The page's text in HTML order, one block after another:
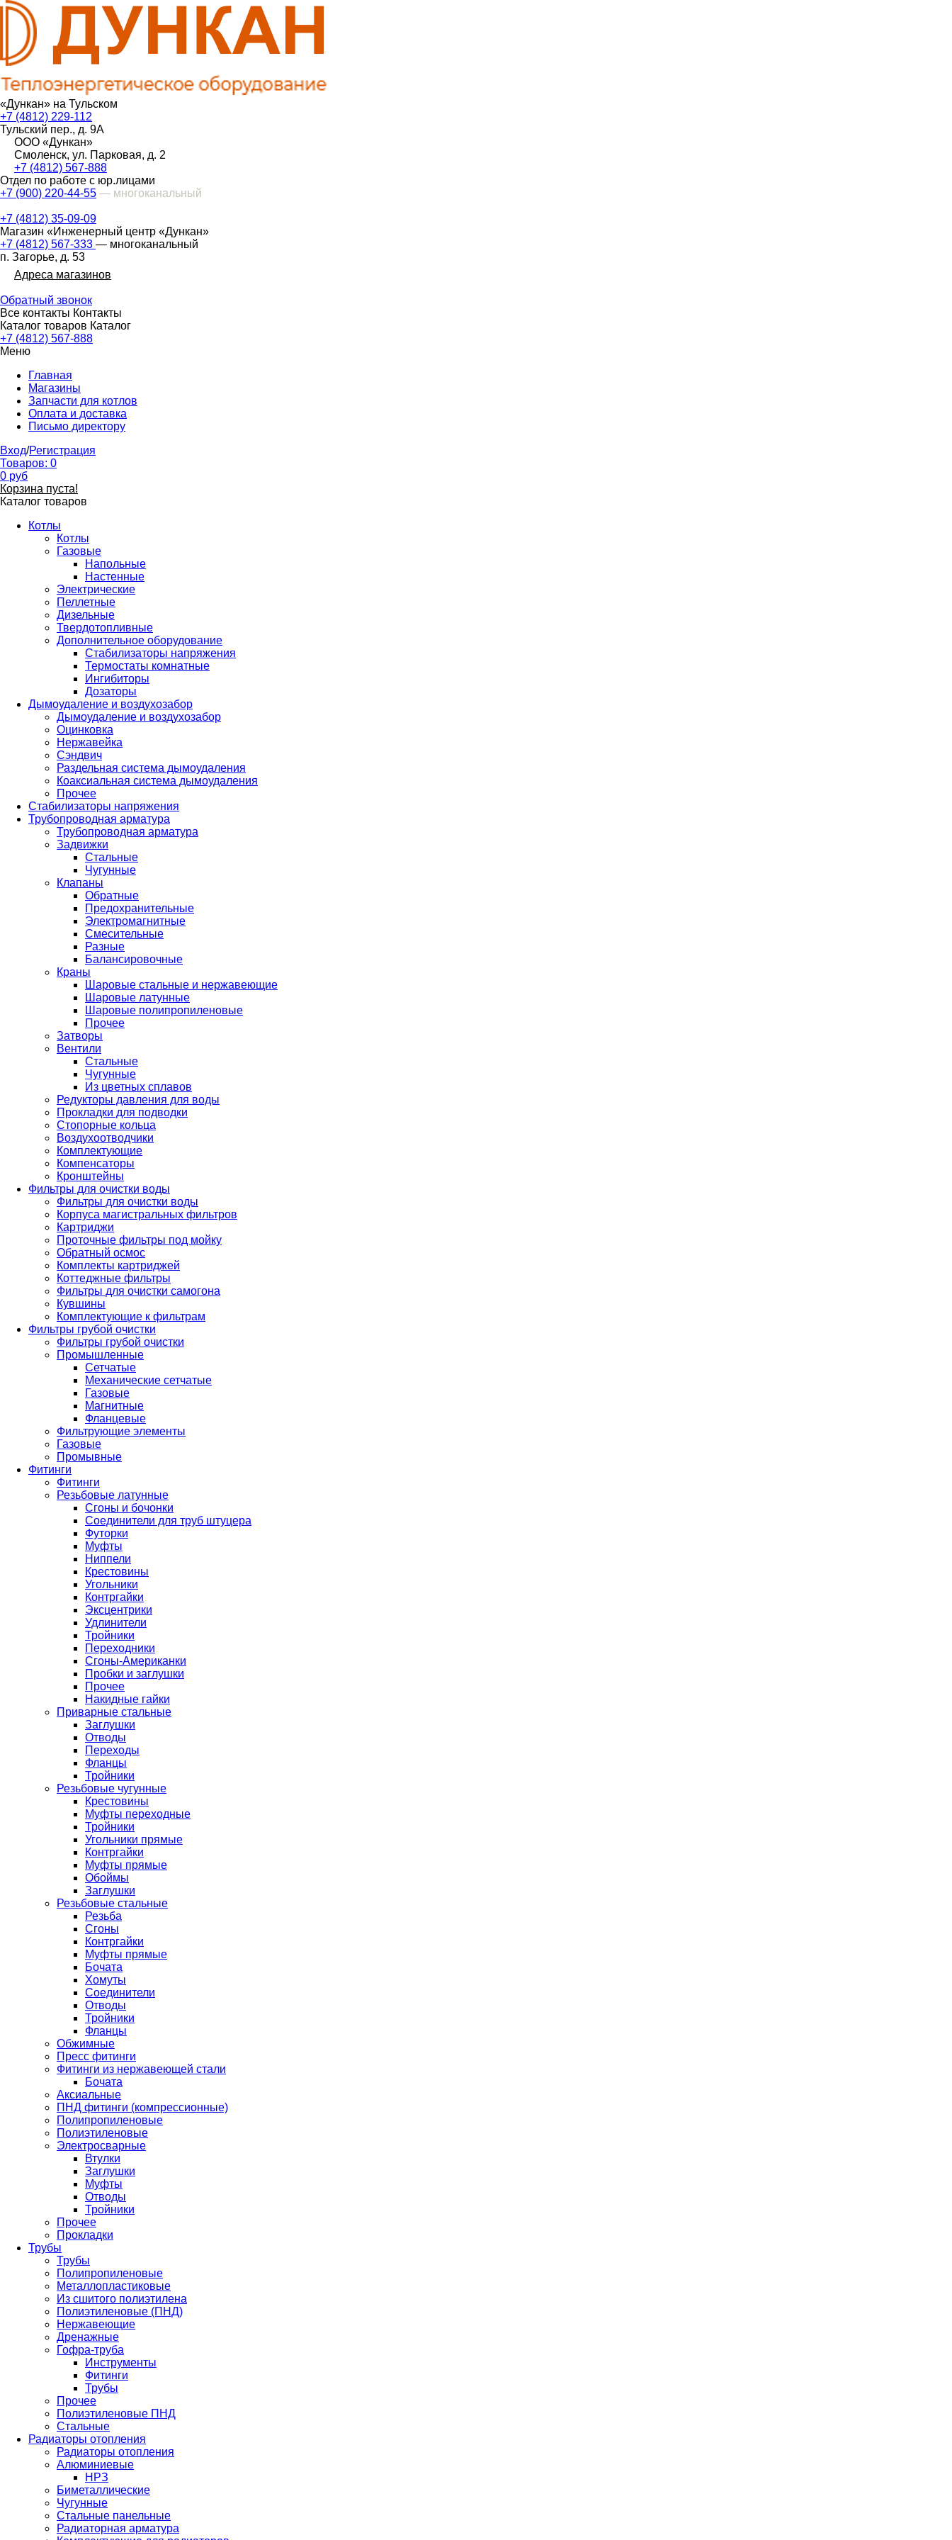
«Дункан» на Тульском
+7 (4812) 229-112
Тульский пер., д. 9А
ООО «Дункан»
Смоленск, ул. Парковая, д. 2
+7 (4812) 567-888
Отдел по работе с юр.лицами
+7 (900) 220-44-55 — многоканальный
+7 (4812) 35-09-09
Магазин «Инженерный центр «Дункан»
+7 (4812) 567-333 — многоканальный
п. Загорье, д. 53
Адреса магазинов
Обратный звонок
Все контакты Контакты
Каталог товаров Каталог
+7 (4812) 567-888
Меню
Главная
Магазины
Запчасти для котлов
Оплата и доставка
Письмо директору
Вход/Регистрация
Товаров: 0
0 руб
Корзина пуста!
Каталог товаров
Котлы
Котлы
Газовые
Напольные
Настенные
Электрические
Пеллетные
Дизельные
Твердотопливные
Дополнительное оборудование
Стабилизаторы напряжения
Термостаты комнатные
Ингибиторы
Дозаторы
Дымоудаление и воздухозабор
Дымоудаление и воздухозабор
Оцинковка
Нержавейка
Сэндвич
Раздельная система дымоудаления
Коаксиальная система дымоудаления
Прочее
Стабилизаторы напряжения
Трубопроводная арматура
Трубопроводная арматура
Задвижки
Стальные
Чугунные
Клапаны
Обратные
Предохранительные
Электромагнитные
Смесительные
Разные
Балансировочные
Краны
Шаровые стальные и нержавеющие
Шаровые латунные
Шаровые полипропиленовые
Прочее
Затворы
Вентили
Стальные
Чугунные
Из цветных сплавов
Редукторы давления для воды
Прокладки для подводки
Стопорные кольца
Воздухоотводчики
Комплектующие
Компенсаторы
Кронштейны
Фильтры для очистки воды
Фильтры для очистки воды
Корпуса магистральных фильтров
Картриджи
Проточные фильтры под мойку
Обратный осмос
Комплекты картриджей
Коттеджные фильтры
Фильтры для очистки самогона
Кувшины
Комплектующие к фильтрам
Фильтры грубой очистки
Фильтры грубой очистки
Промышленные
Сетчатые
Механические сетчатые
Газовые
Магнитные
Фланцевые
Фильтрующие элементы
Газовые
Промывные
Фитинги
Фитинги
Резьбовые латунные
Сгоны и бочонки
Соединители для труб штуцера
Футорки
Муфты
Ниппели
Крестовины
Угольники
Контргайки
Эксцентрики
Удлинители
Тройники
Переходники
Сгоны-Американки
Пробки и заглушки
Прочее
Накидные гайки
Приварные стальные
Заглушки
Отводы
Переходы
Фланцы
Тройники
Резьбовые чугунные
Крестовины
Муфты переходные
Тройники
Угольники прямые
Контргайки
Муфты прямые
Обоймы
Заглушки
Резьбовые стальные
Резьба
Сгоны
Контргайки
Муфты прямые
Бочата
Хомуты
Соединители
Отводы
Тройники
Фланцы
Обжимные
Пресс фитинги
Фитинги из нержавеющей стали
Бочата
Аксиальные
ПНД фитинги (компрессионные)
Полипропиленовые
Полиэтиленовые
Электросварные
Втулки
Заглушки
Муфты
Отводы
Тройники
Прочее
Прокладки
Трубы
Трубы
Полипропиленовые
Металлопластиковые
Из сшитого полиэтилена
Полиэтиленовые (ПНД)
Нержавеющие
Дренажные
Гофра-труба
Инструменты
Фитинги
Трубы
Прочее
Полиэтиленовые ПНД
Стальные
Радиаторы отопления
Радиаторы отопления
Алюминиевые
НРЗ
Биметаллические
Чугунные
Стальные панельные
Радиаторная арматура